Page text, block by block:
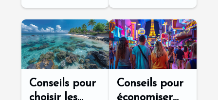
Conseils pour
Conseils pour